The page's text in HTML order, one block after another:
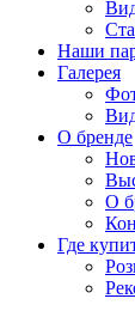
Наши
Галерея
О бренде
О
Где